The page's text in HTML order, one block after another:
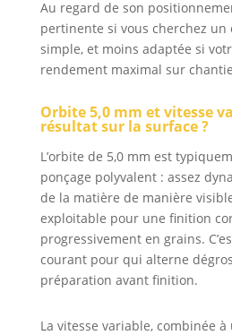
Au regard de son
pertinente si vous cherchez
simple, et moins adaptée si
rendement maximal sur
Orbite 5,0 mm et vitesse
résultat sur la surface ?
L’orbite de 5,0 mm est
ponçage polyvalent : assez
de la matière de manière
exploitable pour une finition
progressivement en grains.
courant pour qui alterne
préparation avant finition.
La vitesse variable, combinée